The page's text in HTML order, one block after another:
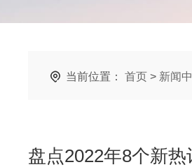
当前位置： 首页 > 新闻
盘点2022年8个新